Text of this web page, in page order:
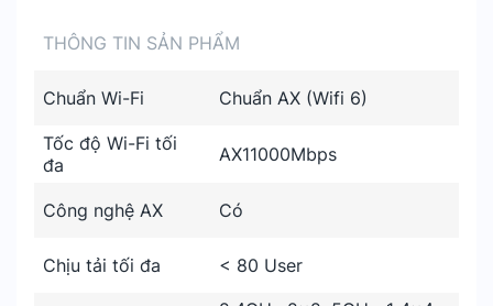
THÔNG TIN SẢN PHẨM
Chuẩn Wi-Fi Chuẩn AX (Wifi 6)
Tốc độ Wi-Fi tối
đa
AX11000Mbps
Công nghệ AX Có
Chịu tải tối đa
< 80 User